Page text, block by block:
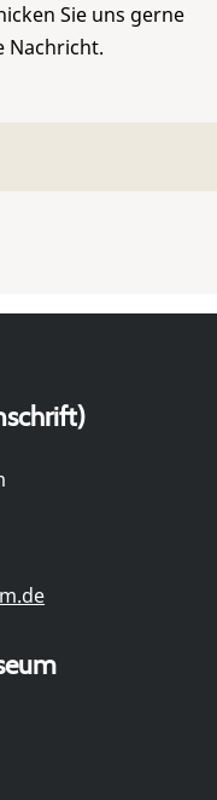
Sie uns gerne
Nachricht.